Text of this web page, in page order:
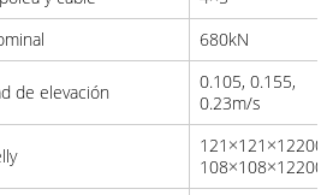
680kN
de elevación
0.105, 0.155,
0.23m/s
121×121×12200